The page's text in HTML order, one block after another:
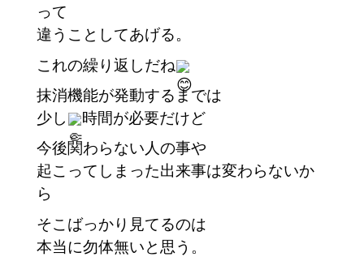
って
違うことしてあげる。
これの繰り返しだね
抹消機能が発動するまでは
少し
時間が必要だけど
今後関わらない人の事や
起こってしまった出来事は変わらないか
ら
そこばっかり見てるのは
本当に勿体無いと思う。